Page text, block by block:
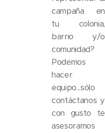
campaña en
tu colonia,
barrio y/o
comunidad?
Podemos
hacer
equipo...sólo
contáctanos y
con gusto te
asesoramos